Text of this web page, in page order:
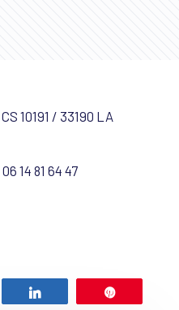
10191 / 33190 LA
14 81 64 47